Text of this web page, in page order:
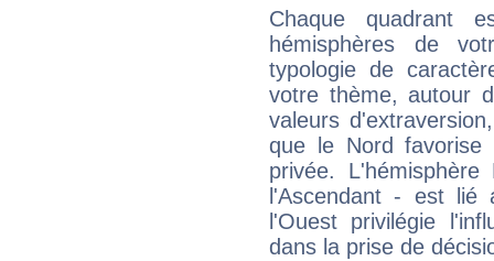
Chaque quadrant
hémisphères de
typologie de
votre thème, autour
valeurs
que le Nord favorise
privée.
l'Ascendant - est
l'Ouest privilégie
dans la prise de